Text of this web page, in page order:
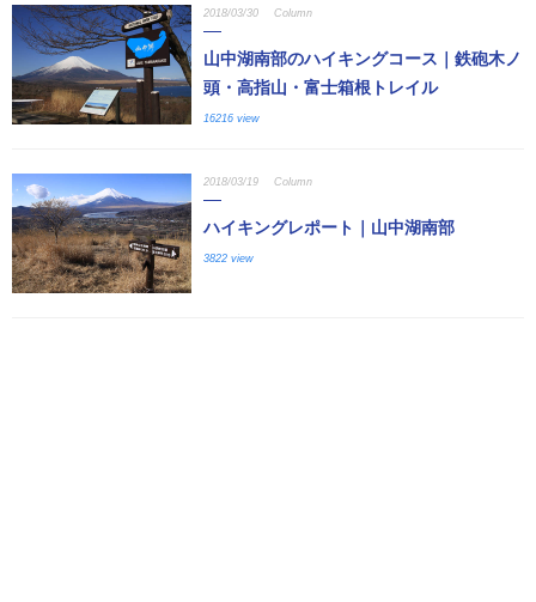
2018/03/30 Column
山中湖南部のハイキングコース｜鉄砲木ノ
頭・高指山・富士箱根トレイル
16216 view
2018/03/19 Column
ハイキングレポート｜山中湖南部
3822 view